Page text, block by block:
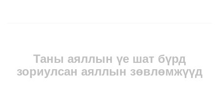
Таны аяллын үе шат бүрд
зориулсан аяллын зөвлөмжүүд